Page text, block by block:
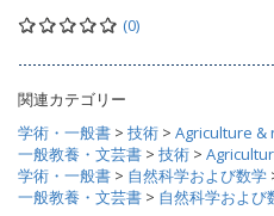
(0)
関連カテゴリー
学術・一般書 > 技術 > Agriculture &
一般教養・文芸書 > 技術 >
学術・一般書 > 自然科学および数学
一般教養・文芸書 > 自然科学および